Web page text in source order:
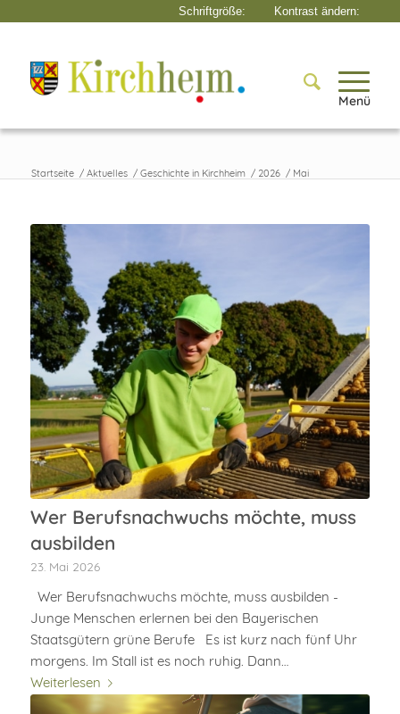
Menü
Startseite / Aktuelles / Geschichte in Kirchheim / 2026 / Mai
Wer Berufsnachwuchs möchte, muss
ausbilden
23. Mai 2026
Wer Berufsnachwuchs möchte, muss ausbilden -
Junge Menschen erlernen bei den Bayerischen
Staatsgütern grüne Berufe Es ist kurz nach fünf Uhr
morgens. Im Stall ist es noch ruhig. Dann…
Weiterlesen